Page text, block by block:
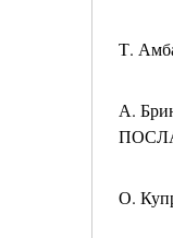
Т.
А.
О.